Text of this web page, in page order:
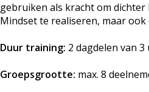
gebruiken als kracht om
Mindset te realiseren, maar
Duur training: 2 dagdelen van 3
Groepsgrootte: max. 8